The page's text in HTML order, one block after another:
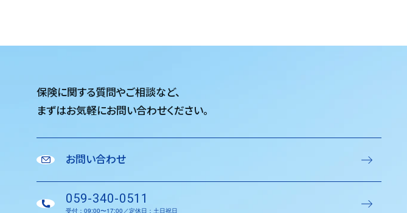
保険に関する質問やご相談など、
まずはお気軽にお問い合わせください。
お問い合わせ
059-340-0511
受付：09:00〜17:00／定休日：土日祝日